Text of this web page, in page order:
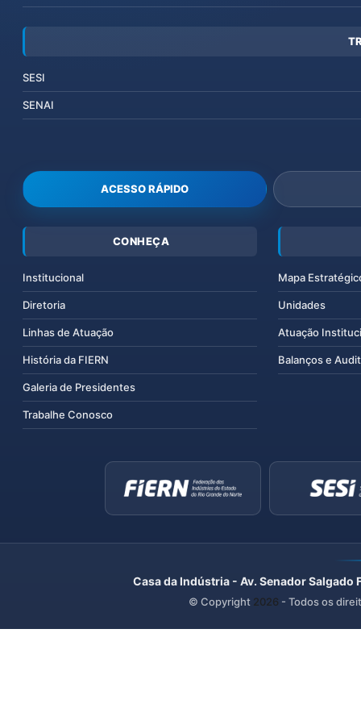
SESI
SENAI
ACESSO RÁPIDO
CONHEÇA
Institucional
Diretoria
Linhas de Atuação
História da FIERN
Galeria de Presidentes
Trabalhe Conosco
Mapa
Unidades
Atuação
Balanços e
Casa da Indústria - Av. Senador
© Copyright 2026 - Todos os